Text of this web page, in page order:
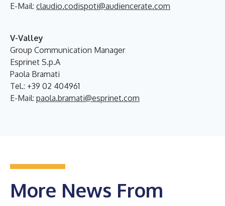
E-Mail: claudio.codispoti@audiencerate.com
V-Valley
Group Communication Manager
Esprinet S.p.A
Paola Bramati
Tel.: +39 02 404961
E-Mail: paola.bramati@esprinet.com
More News From